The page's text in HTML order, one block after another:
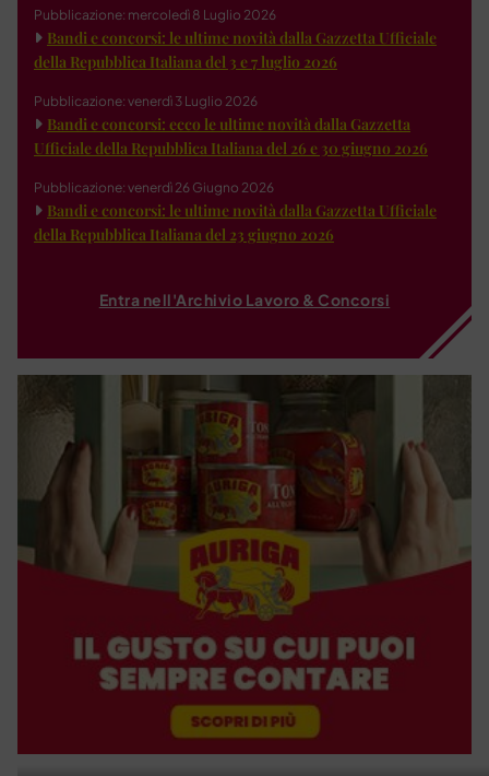
Pubblicazione: mercoledì 8 Luglio 2026
Bandi e concorsi: le ultime novità dalla Gazzetta Ufficiale
della Repubblica Italiana del 3 e 7 luglio 2026
Pubblicazione: venerdì 3 Luglio 2026
Bandi e concorsi: ecco le ultime novità dalla Gazzetta
Ufficiale della Repubblica Italiana del 26 e 30 giugno 2026
Pubblicazione: venerdì 26 Giugno 2026
Bandi e concorsi: le ultime novità dalla Gazzetta Ufficiale
della Repubblica Italiana del 23 giugno 2026
Entra nell'Archivio Lavoro & Concorsi